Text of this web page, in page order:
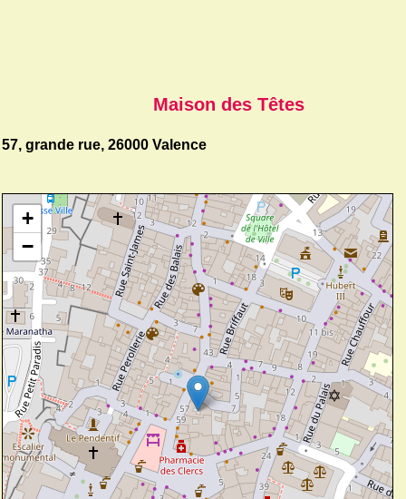
Maison des Têtes
57, grande rue, 26000 Valence
+
−